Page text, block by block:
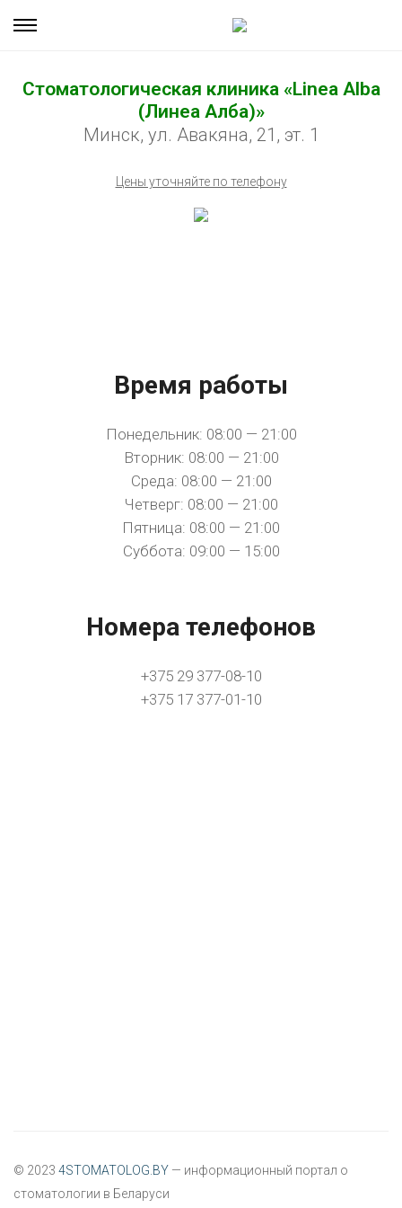
Стоматологическая клиника «Linea Alba
(Линеа Алба)»
Минск, ул. Авакяна, 21, эт. 1
Цены уточняйте по телефону
Время работы
Понедельник: 08:00 — 21:00
Вторник: 08:00 — 21:00
Среда: 08:00 — 21:00
Четверг: 08:00 — 21:00
Пятница: 08:00 — 21:00
Суббота: 09:00 — 15:00
Номера телефонов
+375 29 377-08-10
+375 17 377-01-10
© 2023 4STOMATOLOG.BY — информационный портал о
стоматологии в Беларуси